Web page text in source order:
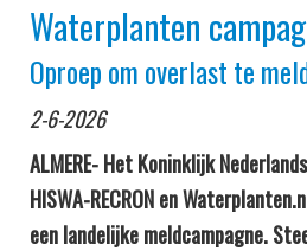
Waterplanten
Oproep om overlast te
2-6-2026
ALMERE-Het Koninklijk
HISWA-RECRON en
een landelijke meldcampagne.